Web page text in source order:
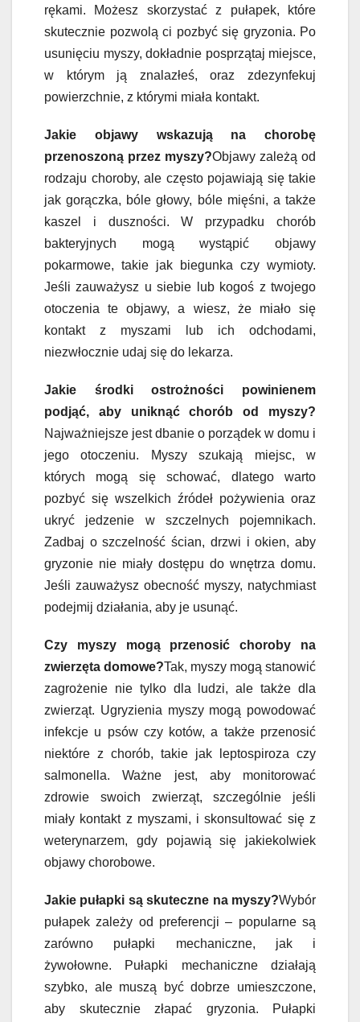
rękami. Możesz skorzystać z pułapek, które
skutecznie pozwolą ci pozbyć się gryzonia. Po
usunięciu myszy, dokładnie posprzątaj miejsce,
w którym ją znalazłeś, oraz zdezynfekuj
powierzchnie, z którymi miała kontakt.
Jakie objawy wskazują na chorobę
przenoszoną przez myszy?Objawy zależą od
rodzaju choroby, ale często pojawiają się takie
jak gorączka, bóle głowy, bóle mięśni, a także
kaszel i duszności. W przypadku chorób
bakteryjnych mogą wystąpić objawy
pokarmowe, takie jak biegunka czy wymioty.
Jeśli zauważysz u siebie lub kogoś z twojego
otoczenia te objawy, a wiesz, że miało się
kontakt z myszami lub ich odchodami,
niezwłocznie udaj się do lekarza.
Jakie środki ostrożności powinienem
podjąć, aby uniknąć chorób od myszy?
Najważniejsze jest dbanie o porządek w domu i
jego otoczeniu. Myszy szukają miejsc, w
których mogą się schować, dlatego warto
pozbyć się wszelkich źródeł pożywienia oraz
ukryć jedzenie w szczelnych pojemnikach.
Zadbaj o szczelność ścian, drzwi i okien, aby
gryzonie nie miały dostępu do wnętrza domu.
Jeśli zauważysz obecność myszy, natychmiast
podejmij działania, aby je usunąć.
Czy myszy mogą przenosić choroby na
zwierzęta domowe?Tak, myszy mogą stanowić
zagrożenie nie tylko dla ludzi, ale także dla
zwierząt. Ugryzienia myszy mogą powodować
infekcje u psów czy kotów, a także przenosić
niektóre z chorób, takie jak leptospiroza czy
salmonella. Ważne jest, aby monitorować
zdrowie swoich zwierząt, szczególnie jeśli
miały kontakt z myszami, i skonsultować się z
weterynarzem, gdy pojawią się jakiekolwiek
objawy chorobowe.
Jakie pułapki są skuteczne na myszy?Wybór
pułapek zależy od preferencji – popularne są
zarówno pułapki mechaniczne, jak i
żywołowne. Pułapki mechaniczne działają
szybko, ale muszą być dobrze umieszczone,
aby skutecznie złapać gryzonia. Pułapki